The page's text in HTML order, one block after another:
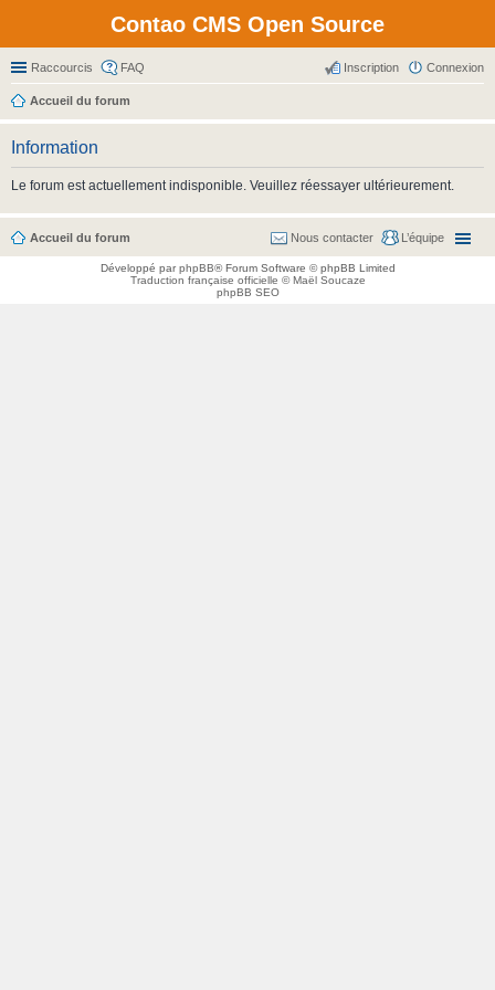
Contao CMS Open Source
Raccourcis FAQ Connexion
Inscription
Accueil du forum
Information
Le forum est actuellement indisponible. Veuillez réessayer ultérieurement.
Accueil du forum L’équipe
Nous contacter
Développé parphpBB® Forum Software © phpBB Limited
Traduction française officielle ©Maël Soucaze
phpBB SEO